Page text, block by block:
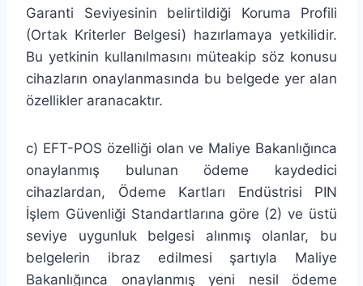
Garanti Seviyesinin belirtildiği Koruma Profili
(Ortak Kriterler Belgesi) hazırlamaya yetkilidir.
Bu yetkinin kullanılmasını müteakip söz konusu
cihazların onaylanmasında bu belgede yer alan
özellikler aranacaktır.
c) EFT-POS özelliği olan ve Maliye Bakanlığınca
onaylanmış bulunan ödeme kaydedici
cihazlardan, Ödeme Kartları Endüstrisi PIN
İşlem Güvenliği Standartlarına göre (2) ve üstü
seviye uygunluk belgesi alınmış olanlar, bu
belgelerin ibraz edilmesi şartıyla Maliye
Bakanlığınca onaylanmış yeni nesil ödeme